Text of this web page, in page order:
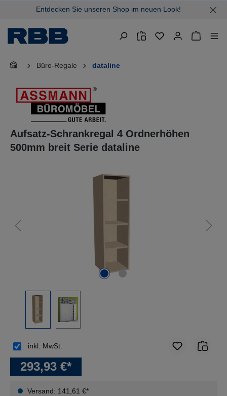
springenEntdecken Sie unseren Shop im neuen Look!
Büro-Regale dataline
Aufsatz-Schrankregal 4 Ordnerhöhen
500mm breit Serie dataline
293,93 €*
Versand: 141,61 €*
inkl. MwSt.